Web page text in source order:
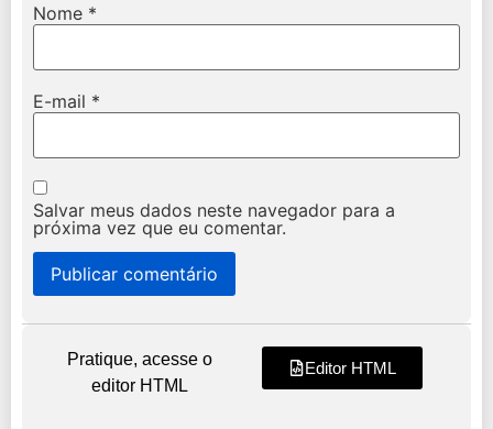
Nome *
E-mail *
Salvar meus dados neste navegador para a
próxima vez que eu comentar.
Pratique, acesse o
editor HTML
Editor HTML